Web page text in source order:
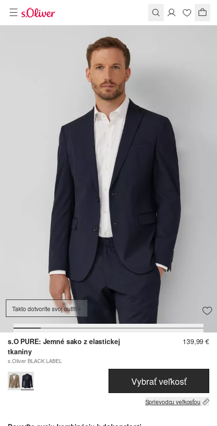
Takto dotvoríte svoj outfit
s.O PURE: Jemné sako z elastickej
tkaniny
s.Oliver BLACK LABEL
139,99 €
Vybrať veľkosť
Sprievodcu veľkosťou